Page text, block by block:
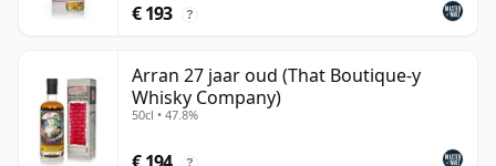
€ 193 ?
Arran 27 jaar oud (That Boutique-y
Whisky Company)
50cl • 47.8%
?